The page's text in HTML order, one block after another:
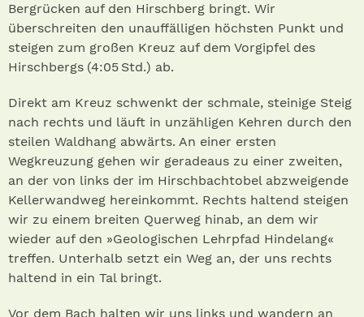
Bergrücken auf den Hirschberg bringt. Wir
überschreiten den unauffälligen höchsten Punkt und
steigen zum großen Kreuz auf dem Vorgipfel des
Hirschbergs (4:05 Std.) ab.
Direkt am Kreuz schwenkt der schm­ale, steinige Steig
nach rechts und läuft in unzähligen Kehren durch den
steilen Waldhang abwärts. An einer ersten
Wegkreuzung gehen wir geradeaus zu einer zweiten,
an der von links der im Hirschbachtobel abzweigende
Kellerwandweg hereinkommt. Rechts haltend steigen
wir zu einem breiten Querweg hinab, an dem wir
wieder auf den »Geologischen Lehrpfad Hindelang«
treffen. Unterhalb setzt ein Weg an, der uns rechts
haltend in ein Tal bringt.
Vor dem Bach halten wir uns links und wandern an